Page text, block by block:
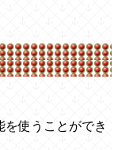
使うことができ